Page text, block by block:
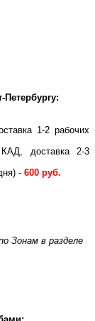
1-2 рабочих
доставка 2-3
- 600 руб.
Зонам в разделе